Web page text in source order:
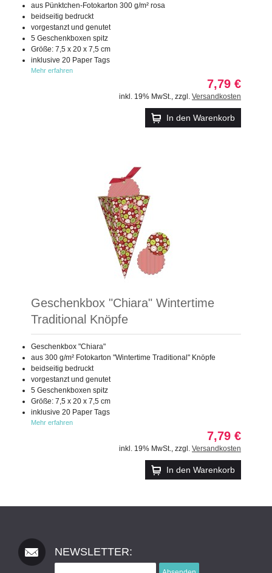
aus Pünktchen-Fotokarton 300 g/m² rosa
beidseitig bedruckt
vorgestanzt und genutet
5 Geschenkboxen spitz
Größe: 7,5 x 20 x 7,5 cm
inklusive 20 Paper Tags
Mehr erfahren
7,79 €
inkl. 19% MwSt. zzgl. Versandkosten
In den Warenkorb
Geschenkbox "Chiara" Wintertime
Traditional Knöpfe
Geschenkbox "Chiara"
aus 300 g/m² Fotokarton "Wintertime Traditional" Knöpfe
beidseitig bedruckt
vorgestanzt und genutet
5 Geschenkboxen spitz
Größe: 7,5 x 20 x 7,5 cm
inklusive 20 Paper Tags
Mehr erfahren
7,79 €
inkl. 19% MwSt. zzgl. Versandkosten
In den Warenkorb
NEWSLETTER: